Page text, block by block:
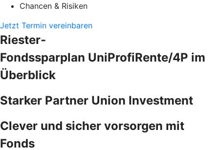
Chancen & Risiken
Jetzt Termin vereinbaren
Riester-
Fondssparplan UniProfiRente/4P im
Überblick
Starker Partner Union Investment
Clever und sicher vorsorgen mit
Fonds